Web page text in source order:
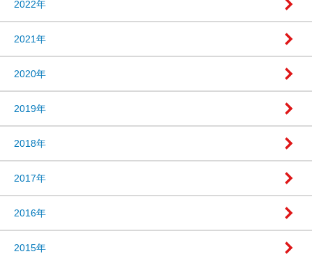
2022年
2021年
2020年
2019年
2018年
2017年
2016年
2015年